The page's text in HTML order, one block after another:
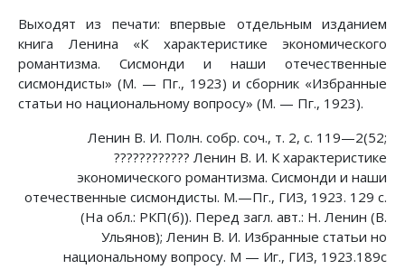
Выходят из печати: впервые отдельным изданием
книга Ленина «К характеристике экономического
романтизма. Сисмонди и наши отечественные
сисмондисты» (М. — Пг., 1923) и сборник «Избранные
статьи но национальному вопросу» (М. — Пг., 1923).
Ленин В. И. Полн. собр. соч., т. 2, с. 119—2(52;
???????????? Ленин В. И. К характеристике
экономического романтизма. Сисмонди и наши
отечественные сисмондисты. М.—Пг., ГИЗ, 1923. 129 с.
(На обл.: РКП(б)). Перед загл. авт.: Н. Ленин (В.
Ульянов); Ленин В. И. Избранные статьи но
национальному вопросу. М — Иг., ГИЗ, 1923.189с